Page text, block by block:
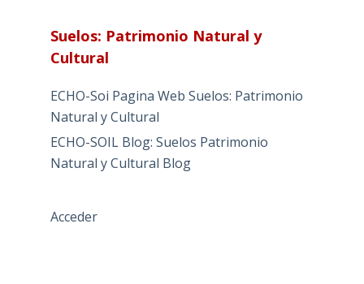
Suelos: Patrimonio Natural y
Cultural
ECHO-Soi Pagina Web Suelos: Patrimonio
Natural y Cultural
ECHO-SOIL Blog: Suelos Patrimonio
Natural y Cultural Blog
Acceder